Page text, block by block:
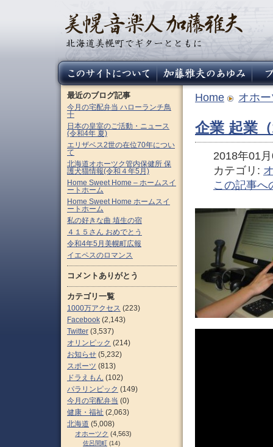
Home オホ
企業 起業
2018年01
カテゴリ:
この記事へ
最近のブログ記事
今月の宅配弁当 ハローランチ鳥
十
日本の皇室のご活動・ニュース
(令和4年 夏)
エリザベス2世の在位70年につい
て
北海道オホーツク管内保健所 保
護犬猫情報(令和４年5月)
Home Sweet Home – ホームスイ
ートホーム
Home Sweet Home ホームスイ
ートホーム
私の好きな曲 埴生の宿
４１５さん おめでとう
令和4年5月美幌町広報
イエペスのロマンス
コメントありがとう
カテゴリ一覧
1000万アクセス (223)
Facebook (2,143)
Twitter (3,537)
オリンピック (214)
お知らせ (5,232)
スポーツ (813)
ドラえもん (102)
パラリンピック (149)
今月の宅配弁当 (0)
健康・福祉 (2,063)
北海道 (5,008)
オホーツク (4,563)
佐呂間町 (14)